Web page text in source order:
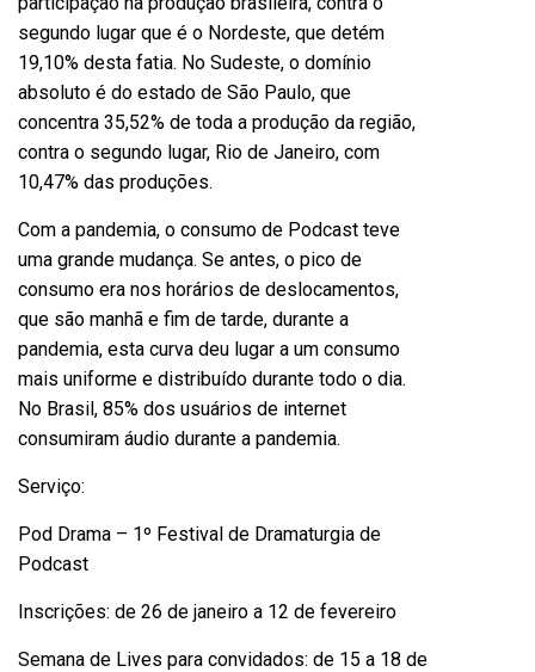
segundo lugar que é o Nordeste, que detém
19,10% desta fatia. No Sudeste, o domínio
absoluto é do estado de São Paulo, que
concentra 35,52% de toda a produção da região,
contra o segundo lugar, Rio de Janeiro, com
10,47% das produções.
Com a pandemia, o consumo de Podcast teve
uma grande mudança. Se antes, o pico de
consumo era nos horários de deslocamentos,
que são manhã e fim de tarde, durante a
pandemia, esta curva deu lugar a um consumo
mais uniforme e distribuído durante todo o dia.
No Brasil, 85% dos usuários de internet
consumiram áudio durante a pandemia.
Serviço:
Pod Drama – 1º Festival de Dramaturgia de
Podcast
Inscrições: de 26 de janeiro a 12 de fevereiro
Semana de Lives para convidados: de 15 a 18 de